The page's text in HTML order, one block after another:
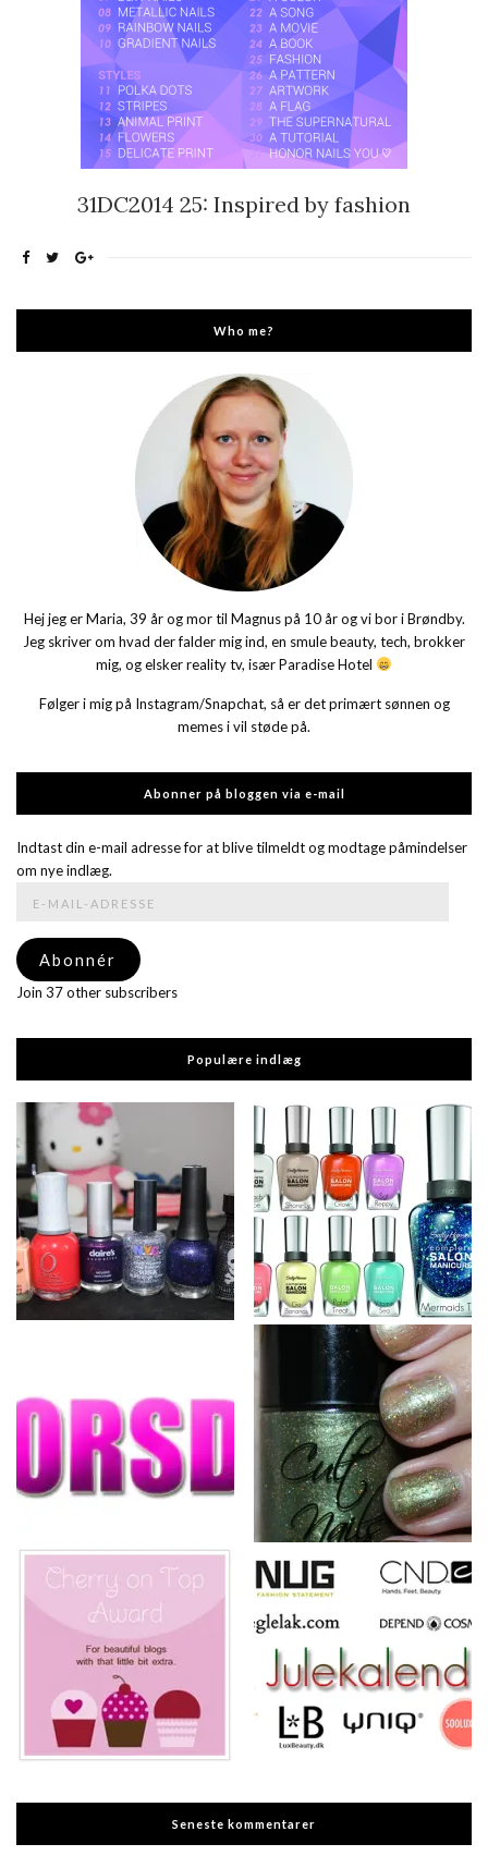
31DC2014 25: Inspired by fashion
Who me?
Hej jeg er Maria, 39 år og mor til Magnus på 10 år og vi bor i Brøndby.
Jeg skriver om hvad der falder mig ind, en smule beauty, tech, brokker
mig, og elsker reality tv, især Paradise Hotel
Følger i mig på Instagram/Snapchat, så er det primært sønnen og
memes i vil støde på.
Abonner på bloggen via e-mail
Indtast din e-mail adresse for at blive tilmeldt og modtage påmindelser
om nye indlæg.
adresse
Abonnér
Join 37 other subscribers
Populære indlæg
Seneste kommentarer